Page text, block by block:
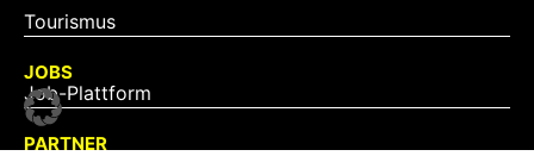
Tourismus
JOBS
Job-Plattform
PARTNER